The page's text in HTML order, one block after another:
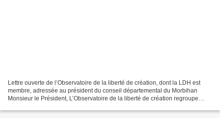
Lettre ouverte de l’Observatoire de la liberté de création, dont la LDH est
membre, adressée au président du conseil départemental du Morbihan
Monsieur le Président, L’Observatoire de la liberté de création regroupe